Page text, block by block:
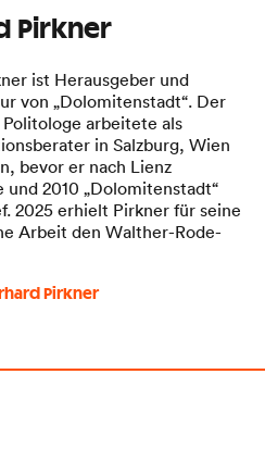
Pirkner
ist Herausgeber und
von „Dolomitenstadt“. Der
arbeitete als
in Salzburg, Wien
bevor er nach Lienz
und 2010 „Dolomitenstadt“
2025 erhielt Pirkner für seine
Arbeit den Walther-Rode-
Pirkner